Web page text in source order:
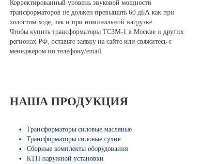
Корректированный уровень звуковой мощности
трансформаторов не должен превышать 60 дБА как при
холостом ходе, так и при номинальной нагрузке.
Чтобы купить трансформаторы ТСЗМ-1 в Москве и других
регионах РФ, оставьте заявку на сайте или свяжитесь с
менеджером по телефону/email.
НАША ПРОДУКЦИЯ
Трансформаторы силовые масляные
Трансформаторы силовые сухие
Сборные комплекты оборудования
КТП наружной установки